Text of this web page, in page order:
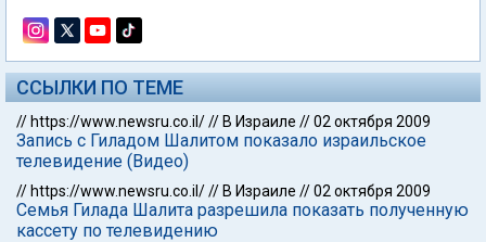
ССЫЛКИ ПО ТЕМЕ
// https://www.newsru.co.il/// В Израиле //02 октября 2009
Запись с Гиладом Шалитом показало израильское
телевидение (Видео)
// https://www.newsru.co.il/// В Израиле //02 октября 2009
Семья Гилада Шалита разрешила показать полученную
кассету по телевидению